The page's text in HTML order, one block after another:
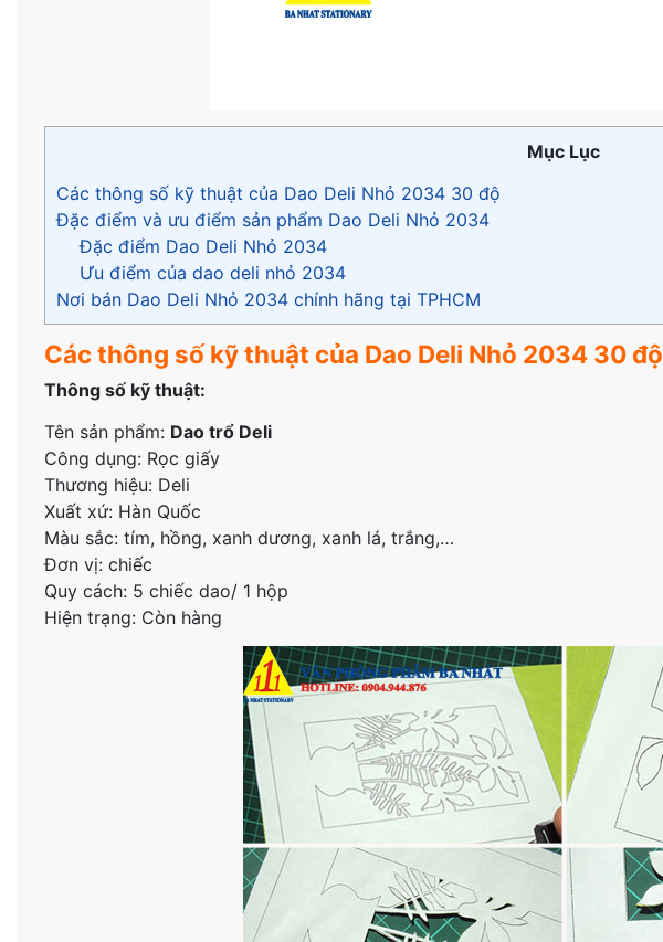
Mục Lục
Các thông số kỹ thuật của Dao Deli Nhỏ 2034 30 độ
Đặc điểm và ưu điểm sản phẩm Dao Deli Nhỏ 2034
Đặc điểm Dao Deli Nhỏ 2034
Ưu điểm của dao deli nhỏ 2034
Nơi bán Dao Deli Nhỏ 2034 chính hãng tại TPHCM
Các thông số kỹ thuật của Dao Deli Nhỏ 2034 30 độ
Thông số kỹ thuật:
Tên sản phẩm: Dao trổ Deli
Công dụng: Rọc giấy
Thương hiệu: Deli
Xuất xứ: Hàn Quốc
Màu sắc: tím, hồng, xanh dương, xanh lá, trắng,…
Đơn vị: chiếc
Quy cách: 5 chiếc dao/ 1 hộp
Hiện trạng: Còn hàng